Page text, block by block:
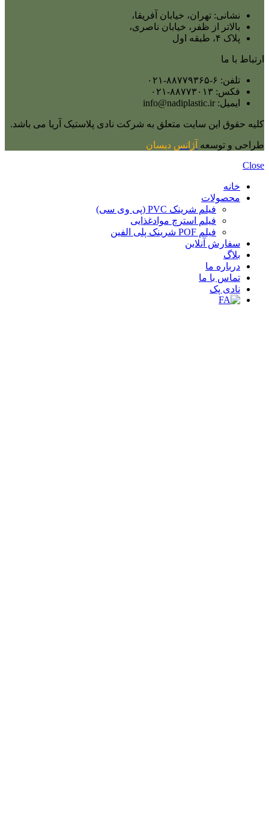
نشانی: تهران، خیابان آفریقا،
بالاتر از ظفر، خیابان ناصری،
پلاک ۴، طبقه اول
ارتباط با ما
تلفن: ۶-۸۸۷۷۹۳۶۵-۰۲۱
فکس: ۸۸۷۷۳۰۱۳-۰۲۱
ایمیل: info@nadiplastic.ir
کلیه حقوق این سایت متعلق به شرکت نادی پلاستیک آریا می‌ باشد.
طراحی و توسعه آژانس دیسان
Close
خانه
محصولات
فیلم شرینک PVC (پی وی سی)
فیلم استرچ موادغذایی
فیلم POF شرینک پلی الفین
سفارش آنلاین
بلاگ
درباره ما
تماس با ما
نادی پک